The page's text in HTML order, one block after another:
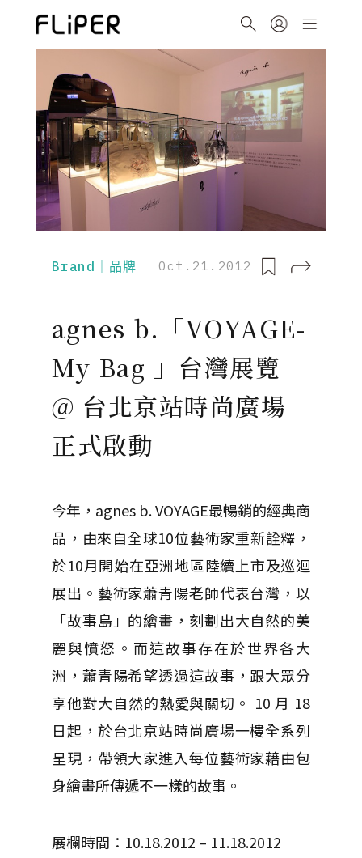
Brand｜品牌 Oct.21.2012
agnes b.「VOYAGE-
My Bag 」台灣展覽
@ 台北京站時尚廣場
正式啟動
今年，agnes b. VOYAGE最暢銷的經典商
品，由來自全球10位藝術家重新詮釋，
於10月開始在亞洲地區陸續上市及巡迴
展出。藝術家蕭青陽老師代表台灣，以
「故事島」的繪畫，刻劃出大自然的美
麗與憤怒。而這故事存在於世界各大
洲，蕭青陽希望透過這故事，跟大眾分
享他對大自然的熱愛與關切。 10 月 18
日起，於台北京站時尚廣場一樓全系列
呈現，帶領大家進入每位藝術家藉由包
身繪畫所傳遞不一樣的故事。
展欄時間：10.18.2012 – 11.18.2012